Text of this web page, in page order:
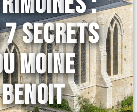
SECRETS
MOINE
BENOIT